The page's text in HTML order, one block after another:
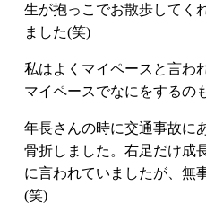
生が抱っこでお散歩してく
ました(笑)
私はよくマイペースと言わ
マイペースでなにをするの
年長さんの時に交通事故に
骨折しました。右足だけ成
に言われていましたが、無
(笑)